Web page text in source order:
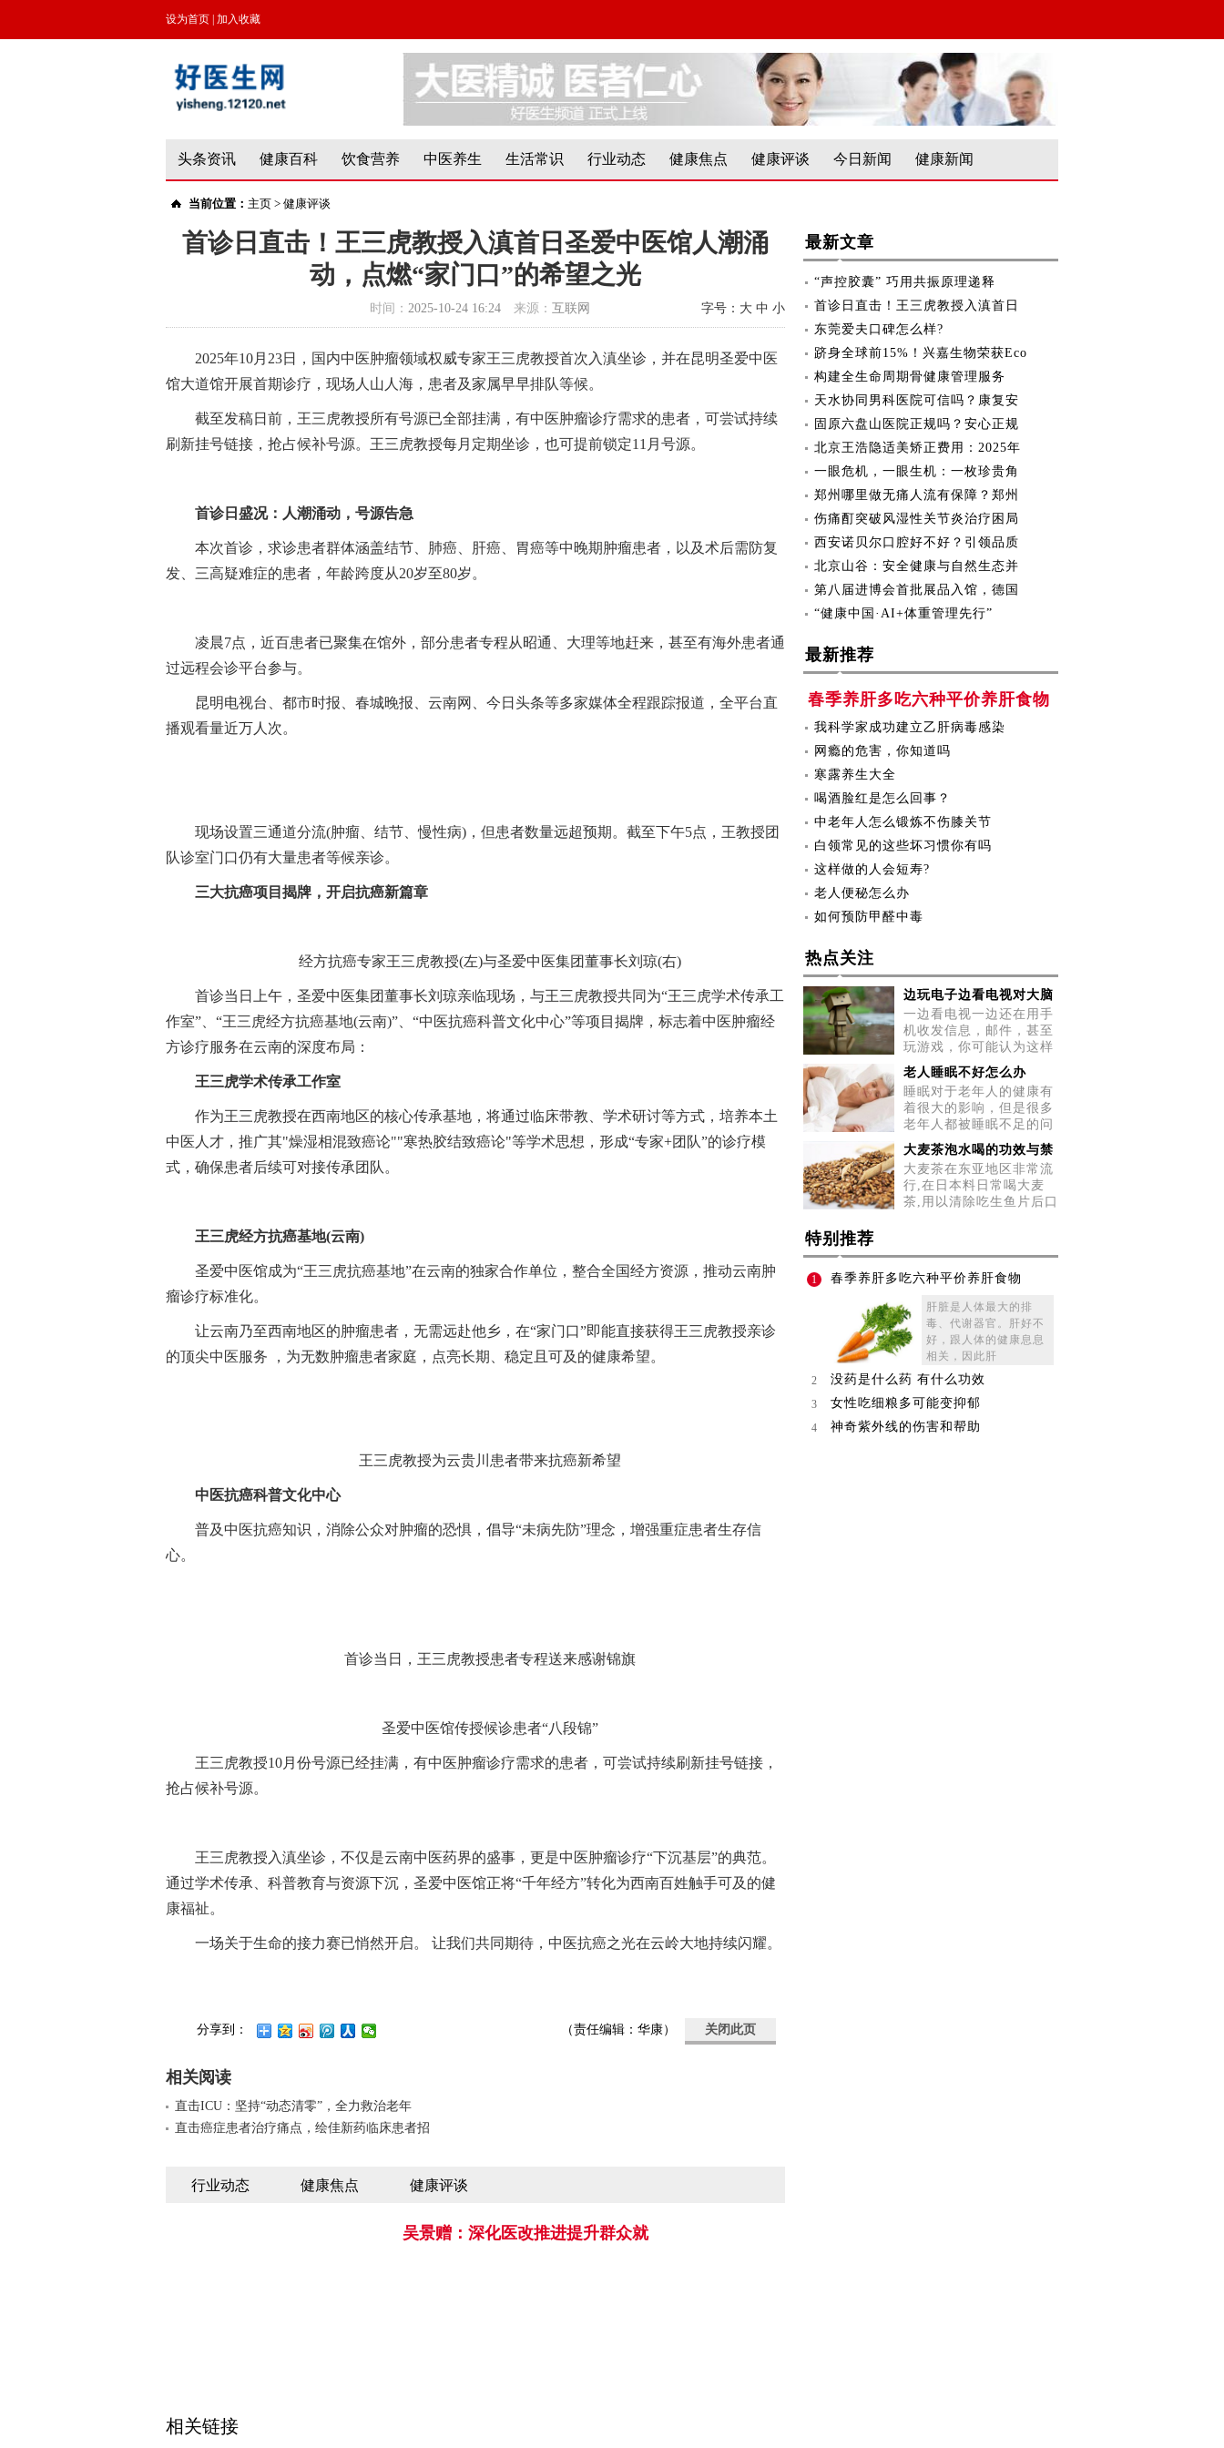
设为首页 加入收藏
头条资讯 健康百科 饮食营养 中医养生 生活常识 行业动态 健康焦点 健康评谈 今日新闻 健康新闻
当前位置： 主页 > 健康评谈
首诊日直击！王三虎教授入滇首日圣爱中医馆人潮涌
动，点燃“家门口”的希望之光
时间： 2025-10-24 16:24 来源： 互联网 字号： 大 中 小
2025年10月23日，国内中医肿瘤领域权威专家王三虎教授首次入滇坐诊，并在昆明圣爱中医
馆大道馆开展首期诊疗，现场人山人海，患者及家属早早排队等候。
截至发稿日前，王三虎教授所有号源已全部挂满，有中医肿瘤诊疗需求的患者，可尝试持续
刷新挂号链接，抢占候补号源。王三虎教授每月定期坐诊，也可提前锁定11月号源。
首诊日盛况：人潮涌动，号源告急
本次首诊，求诊患者群体涵盖结节、肺癌、肝癌、胃癌等中晚期肿瘤患者，以及术后需防复
发、三高疑难症的患者，年龄跨度从20岁至80岁。
凌晨7点，近百患者已聚集在馆外，部分患者专程从昭通、大理等地赶来，甚至有海外患者通
过远程会诊平台参与。
昆明电视台、都市时报、春城晚报、云南网、今日头条等多家媒体全程跟踪报道，全平台直
播观看量近万人次。
现场设置三通道分流(肿瘤、结节、慢性病)，但患者数量远超预期。截至下午5点，王教授团
队诊室门口仍有大量患者等候亲诊。
三大抗癌项目揭牌，开启抗癌新篇章
经方抗癌专家王三虎教授(左)与圣爱中医集团董事长刘琼(右)
首诊当日上午，圣爱中医集团董事长刘琼亲临现场，与王三虎教授共同为“王三虎学术传承工
作室”、“王三虎经方抗癌基地(云南)”、“中医抗癌科普文化中心”等项目揭牌，标志着中医肿瘤经
方诊疗服务在云南的深度布局：
王三虎学术传承工作室
作为王三虎教授在西南地区的核心传承基地，将通过临床带教、学术研讨等方式，培养本土
中医人才，推广其"燥湿相混致癌论""寒热胶结致癌论"等学术思想，形成“专家+团队”的诊疗模
式，确保患者后续可对接传承团队。
王三虎经方抗癌基地(云南)
圣爱中医馆成为“王三虎抗癌基地”在云南的独家合作单位，整合全国经方资源，推动云南肿
瘤诊疗标准化。
让云南乃至西南地区的肿瘤患者，无需远赴他乡，在“家门口”即能直接获得王三虎教授亲诊
的顶尖中医服务 ，为无数肿瘤患者家庭，点亮长期、稳定且可及的健康希望。
王三虎教授为云贵川患者带来抗癌新希望
中医抗癌科普文化中心
普及中医抗癌知识，消除公众对肿瘤的恐惧，倡导“未病先防”理念，增强重症患者生存信
心。
首诊当日，王三虎教授患者专程送来感谢锦旗
圣爱中医馆传授候诊患者“八段锦”
王三虎教授10月份号源已经挂满，有中医肿瘤诊疗需求的患者，可尝试持续刷新挂号链接，
抢占候补号源。
王三虎教授入滇坐诊，不仅是云南中医药界的盛事，更是中医肿瘤诊疗“下沉基层”的典范。
通过学术传承、科普教育与资源下沉，圣爱中医馆正将“千年经方”转化为西南百姓触手可及的健
康福祉。
一场关于生命的接力赛已悄然开启。 让我们共同期待，中医抗癌之光在云岭大地持续闪耀。
分享到： 关闭此页
（责任编辑：华康）
相关阅读
直击ICU：坚持“动态清零”，全力救治老年
直击癌症患者治疗痛点，绘佳新药临床患者招
行业动态 健康焦点 健康评谈
吴景赠：深化医改推进提升群众就
最新文章
“声控胶囊” 巧用共振原理递释
首诊日直击！王三虎教授入滇首日
东莞爱夫口碑怎么样?
跻身全球前15%！兴嘉生物荣获Eco
构建全生命周期骨健康管理服务
天水协同男科医院可信吗？康复安
固原六盘山医院正规吗？安心正规
北京王浩隐适美矫正费用：2025年
一眼危机，一眼生机：一枚珍贵角
郑州哪里做无痛人流有保障？郑州
伤痛酊突破风湿性关节炎治疗困局
西安诺贝尔口腔好不好？引领品质
北京山谷：安全健康与自然生态并
第八届进博会首批展品入馆，德国
“健康中国·AI+体重管理先行”
最新推荐
春季养肝多吃六种平价养肝食物
我科学家成功建立乙肝病毒感染
网瘾的危害，你知道吗
寒露养生大全
喝酒脸红是怎么回事？
中老年人怎么锻炼不伤膝关节
白领常见的这些坏习惯你有吗
这样做的人会短寿?
老人便秘怎么办
如何预防甲醛中毒
热点关注
边玩电子边看电视对大脑
一边看电视一边还在用手
机收发信息，邮件，甚至
玩游戏，你可能认为这样
做很
老人睡眠不好怎么办
睡眠对于老年人的健康有
着很大的影响，但是很多
老年人都被睡眠不足的问
题所
大麦茶泡水喝的功效与禁
大麦茶在东亚地区非常流
行,在日本料日常喝大麦
茶,用以清除吃生鱼片后口
特别推荐
1 春季养肝多吃六种平价养肝食物
肝脏是人体最大的排
毒、代谢器官。肝好不
好，跟人体的健康息息
相关，因此肝
2
没药是什么药 有什么功效
3 女性吃细粮多可能变抑郁
4 神奇紫外线的伤害和帮助
相关链接